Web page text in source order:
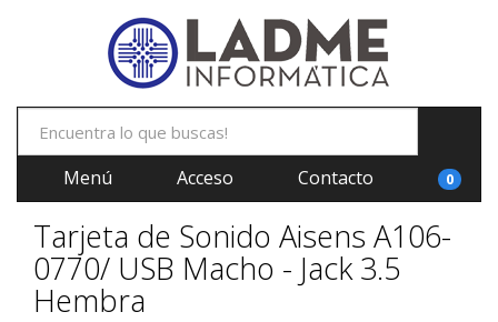
Menú Acceso Contacto 0
Tarjeta de Sonido Aisens A106-
0770/ USB Macho - Jack 3.5
Hembra